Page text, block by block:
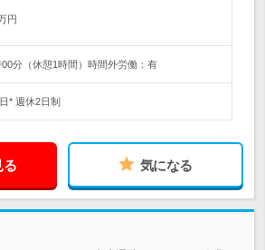
円
分（休憩1時間）時間外労働：有
* 週休2日制
る 気になる